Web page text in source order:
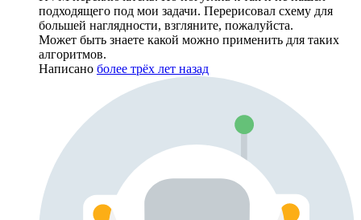
подходящего под мои задачи. Перерисовал схему для
большей наглядности, взгляните, пожалуйста.
Может быть знаете какой можно применить для таких
алгоритмов.
Написано более трёх лет назад